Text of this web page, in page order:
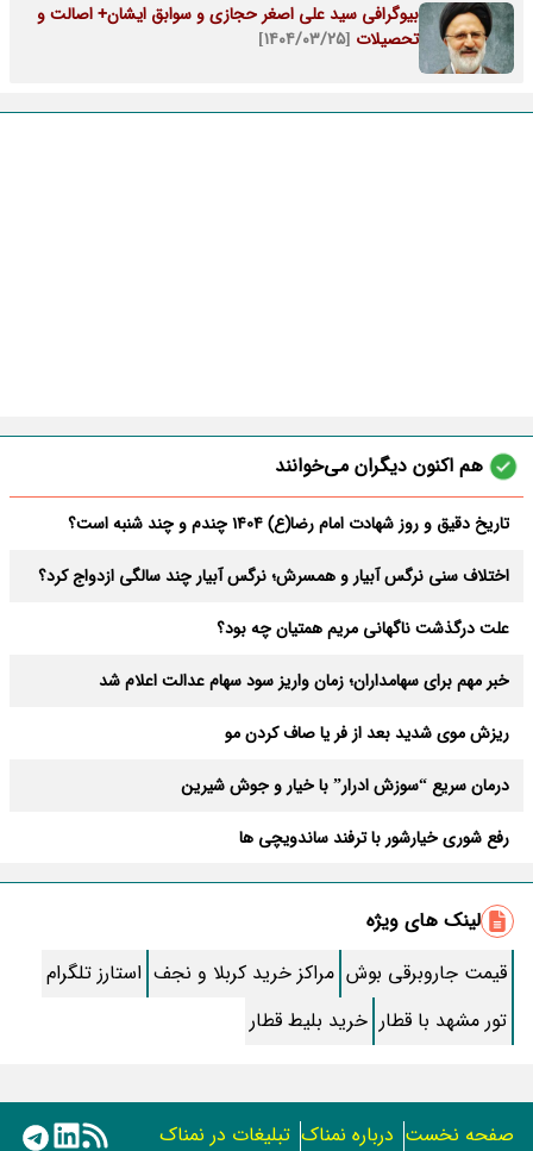
بیوگرافی سید علی اصغر حجازی و سوابق ایشان+ اصالت و
تحصیلات [۱۴۰۴/۰۳/۲۵]
هم اکنون دیگران می‌خوانند
تاریخ دقیق و روز شهادت امام رضا(ع) 1404 چندم و چند شنبه است؟
اختلاف سنی نرگس آبیار و همسرش؛ نرگس آبیار چند سالگی ازدواج کرد؟
علت درگذشت ناگهانی مریم همتیان چه بود؟
خبر مهم برای سهامداران؛ زمان واریز سود سهام عدالت اعلام شد
ریزش موی شدید بعد از فر یا صاف کردن مو
درمان سریع “سوزش ادرار” با خیار و جوش شیرین
رفع شوری خیارشور با ترفند ساندویچی ها
فیجت ضد استرس چیست و چه کاربردی دارد؟
قویترین دعا برای رفع بی خوابی
طرز تهیه "ترشی بامیه" خانگی ساده و خوشمزه
همسر ستایش موسوی؛ شهربانو دیو و ماه پیشونی
شماره اعلام خرابی تلفن ثابت همه شهرها+ کد پیگیری قطعی تلفن
لینک های ویژه
قیمت جاروبرقی بوش مراکز خرید کربلا و نجف استارز تلگرام
تور مشهد با قطار خرید بلیط قطار
صفحه نخست درباره نمناک تبلیغات در نمناک